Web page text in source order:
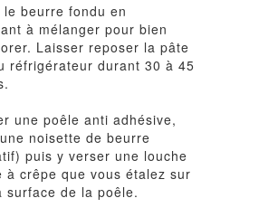
le beurre fondu en
à mélanger pour bien
Laisser reposer la pâte
réfrigérateur durant 30 à 45
une poêle anti adhésive,
noisette de beurre
puis y verser une louche
à crêpe que vous étalez sur
surface de la poêle.